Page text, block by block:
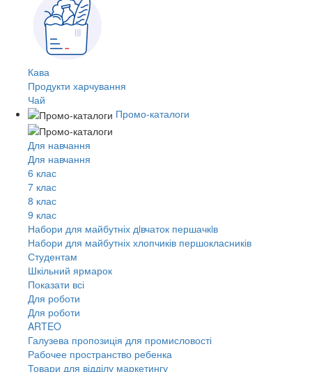
Кава
Продукти харчування
Чай
Промо-каталоги
Для навчання
Для навчання
6 клас
7 клас
8 клас
9 клас
Набори для майбутніх дiвчаток першачкiв
Набори для майбутніх хлопчиків першокласників
Студентам
Шкільний ярмарок
Показати всі
Для роботи
Для роботи
ARTEO
Галузева пропозиція для промисловості
Рабочее пространство ребенка
Товари для відділу маркетингу